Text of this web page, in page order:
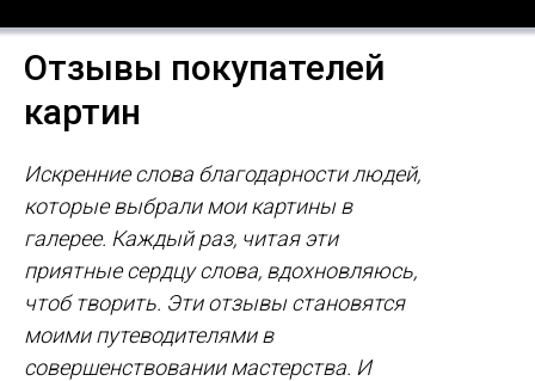
Отзывы покупателей
картин
Искренние слова благодарности людей,
которые выбрали мои картины в
галерее. Каждый раз, читая эти
приятные сердцу слова, вдохновляюсь,
чтоб творить. Эти отзывы становятся
моими путеводителями в
совершенствовании мастерства. И